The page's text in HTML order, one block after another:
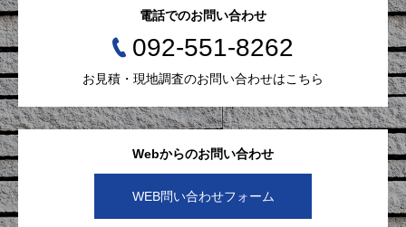
Webからのお問い合わせ
WEB問い合わせフォーム
電話でのお問い合わせ
092-551-8262
お見積・現地調査のお問い合わせはこちら